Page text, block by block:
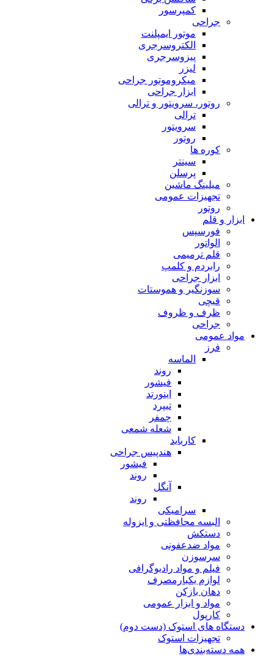
کمپرسور
جراحی
موتور ایمپلنت
الکتروسرجری
پیزوسرجری
لیزر
میکروموتور جراحی
ابزار جراحی
روتور، سرویتور و ترالی
ترالی
سرویتور
روتور
کوره ها
سینتر
پرسلن
میلینگ ماشین
تجهیزات عمومی
روتور
ابزار و قلم
فورسپس
الواتور
قلم ترمیمی
رابردم و کلمپ
ابزار جراحی
سوزنگیر و هموستات
قیچی
ظرف و ظروف
جراحی
مواد عمومی
فرز
الماسه
روند
فیشور
اینورتد
تیپرد
چمفر
شعله شمعی
کارباید
هندپیس جراحی
فیشور
روند
آنگل
روند
سرامیکی
البسه محافظتی و ایزوله
دستکش
مواد ضدعفونی
سرسوزن
فیلم و مواد رادیوگرافی
لوازم یکبارمصرف
دهان بازکن
مواد و ابزار عمومی
کارپول
دستگاه های استوک (دست دوم)
تجهیزات استوک
همه دسته‌بندی‌ها